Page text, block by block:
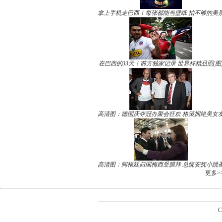
拿上手机走巴西！每张都能当壁纸 拍不够的美
在巴西的33天！前方独家记录 世界杯精品照(图
高清图：德国庆夺冠办聚会狂欢 格策拥绝美女
高清图：阿根廷归国梅西受膜拜 总统安抚小跳
更多